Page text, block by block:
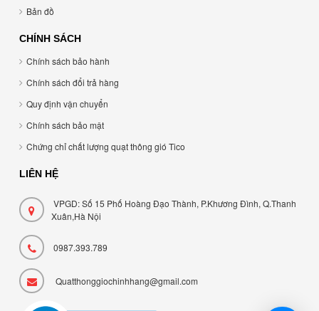
Bản đồ
CHÍNH SÁCH
Chính sách bảo hành
Chính sách đổi trả hàng
Quy định vận chuyển
Chính sách bảo mật
Chứng chỉ chất lượng quạt thông gió Tico
LIÊN HỆ
VPGD: Số 15 Phố Hoàng Đạo Thành, P.Khương Đình, Q.Thanh
Xuân,Hà Nội
0987.393.789
Quatthonggiochinhhang@gmail.com